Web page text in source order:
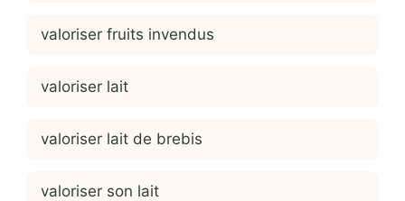
valoriser fruits invendus
valoriser lait
valoriser lait de brebis
valoriser son lait